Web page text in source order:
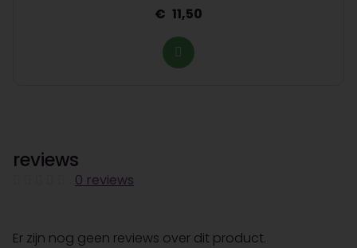
11,50
reviews
0 reviews
Er zijn nog geen reviews over dit product.